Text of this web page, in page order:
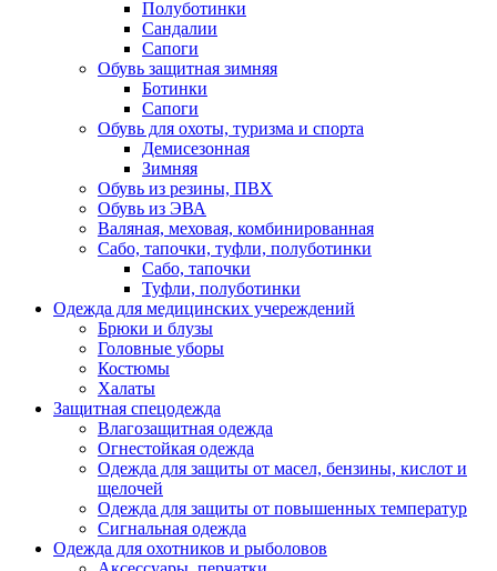
Полуботинки
Сандалии
Сапоги
Обувь защитная зимняя
Ботинки
Сапоги
Обувь для охоты, туризма и спорта
Демисезонная
Зимняя
Обувь из резины, ПВХ
Обувь из ЭВА
Валяная, меховая, комбинированная
Сабо, тапочки, туфли, полуботинки
Сабо, тапочки
Туфли, полуботинки
Одежда для медицинских учереждений
Брюки и блузы
Головные уборы
Костюмы
Халаты
Защитная спецодежда
Влагозащитная одежда
Огнестойкая одежда
Одежда для защиты от масел, бензины, кислот и
щелочей
Одежда для защиты от повышенных температур
Сигнальная одежда
Одежда для охотников и рыболовов